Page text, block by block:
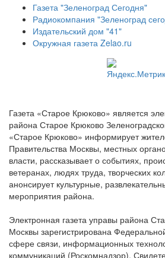
Газета "Зеленоград Сегодня"
Радиокомпания "Зеленоград
Издательский дом "41"
Окружная газета Zelao.ru
Газета «Старое Крюково» является
района Старое Крюково
«Старое Крюково» информирует
Правительства Москвы, местных
власти, рассказывает о событиях,
ветеранах, людях труда, творческих
анонсирует культурные,
мероприятия района.
Электронная газета управы района
Москвы зарегистрирована
сфере связи, информационных
коммуникаций (Роскомнадзор).